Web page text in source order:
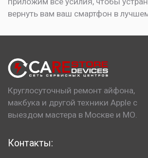
вернуть вам ваш смартфон в
Круглосуточный ремонт айфона,
макбука и другой техники Apple с
выездом мастера в Москве и МО.
Контакты: